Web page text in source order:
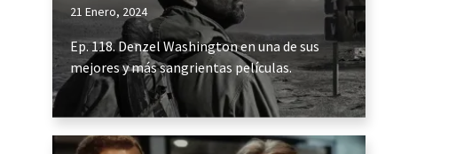
21 Enero, 2024
Ep. 118. Denzel Washington en una de sus
mejores y más sangrientas películas.